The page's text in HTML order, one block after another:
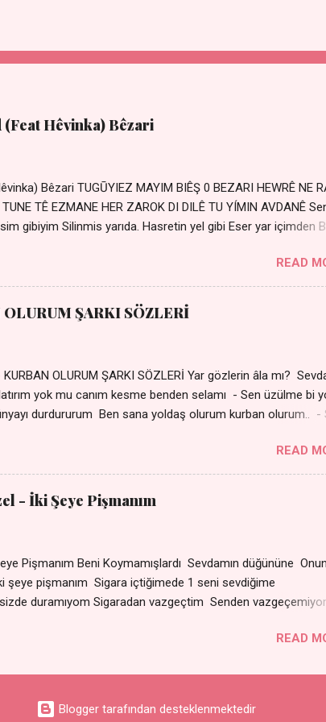
(Feat Hêvinka) Bêzari
Bêzari TUGŪYIEZ MAYIM BIÊŞ 0 BEZARI HEWRÊ NE
TÊ EZMANE HER ZAROK DI DILÊ TU YÍMIN AVDANÊ
gibiyim Silinmis yarıda. Hasretin yel gibi Eser yar içimden
Li dile şevên min Teng e nefes im Adını sayıklar
Sessiz ve kederli
READ
ŞARKI SÖZLERİ
KURBAN OLURUM ŞARKI SÖZLERİ Yar gözlerin âla mı?
yok mu canım kesme benden selamı - Sen üzülme bi
durdururum Ben sana yoldaş olurum kurban olurum.. -
cananım Yar gözlerin kara mı? Şu cefalar reva mı?
de bana varman mı? - Sen üzülme bi yol bulurum İste
sana yoldaş olurum kurban olurum.. - Sen gülümse bi yol
dağ olurum Ben sana sevda olurum kurban olurum Can
READ
- İki Şeye Pişmanım
Pişmanım Beni Koymamışlardı Sevdamın düğününe
İki şeye pişmanım Sigara içtiğimede 1 seni
duramıyom Sigaradan vazgeçtim Senden
olmuyor ama Sensizde duramıyom Sigaradan
READ
Blogger tarafından desteklenmektedir